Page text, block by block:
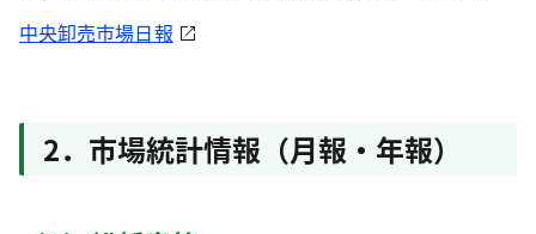
中央卸売市場日報
2．市場統計情報（月報・年報）